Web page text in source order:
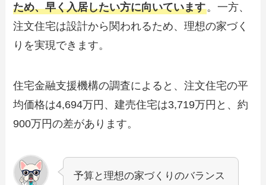
ため、早く入居したい方に向いています。一方、
注文住宅は設計から関われるため、理想の家づく
りを実現できます。
住宅金融支援機構の調査によると、注文住宅の平
均価格は4,694万円、建売住宅は3,719万円と、約
900万円の差があります。
予算と理想の家づくりのバランス